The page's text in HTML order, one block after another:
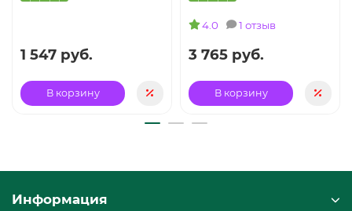
1 547 руб.
В корзину
4.0 1 отзыв
3 765 руб.
В корзину
Информация